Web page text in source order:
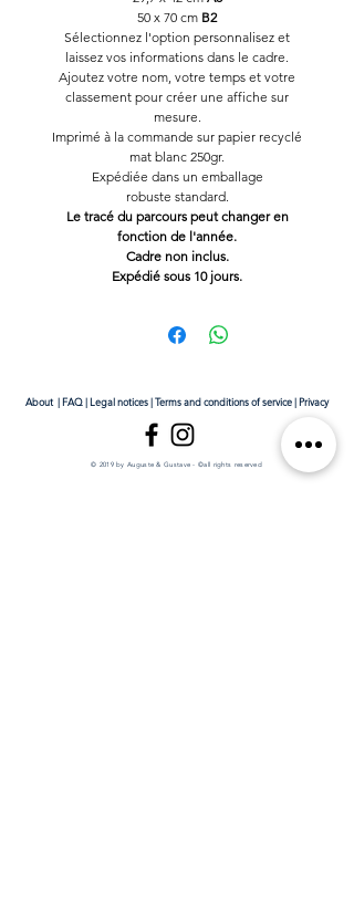
50 x 70 cm B2
Sélectionnez l'option personnalisez et
laissez vos informations dans le cadre.
Ajoutez votre nom, votre temps et votre
classement pour créer une affiche sur
mesure.
Imprimé à la commande sur papier recyclé
mat blanc 250gr.
Expédiée dans un emballage
robuste standard.
Le tracé du parcours peut changer en
fonction de l'année.
Cadre non inclus.
Expédié sous 10 jours.
About | FAQ| Legal notices|Terms and conditions of service| Privacy
© 2019 by Auguste & Gustave - ©all rights reserved